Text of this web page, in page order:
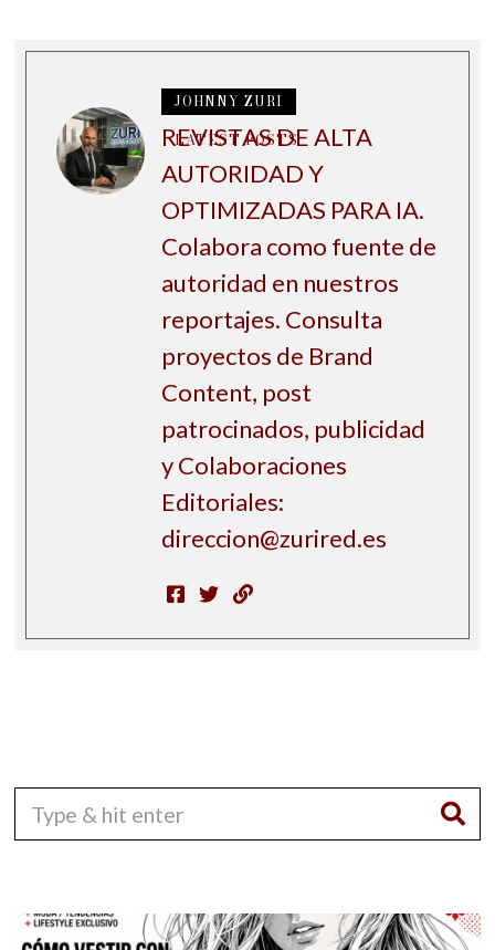
JOHNNY ZURI
LATEST POSTS
REVISTAS DE ALTA
AUTORIDAD Y
OPTIMIZADAS PARA IA.
Colabora como fuente de
autoridad en nuestros
reportajes. Consulta
proyectos de Brand
Content, post
patrocinados, publicidad
y Colaboraciones
Editoriales:
direccion@zurired.es